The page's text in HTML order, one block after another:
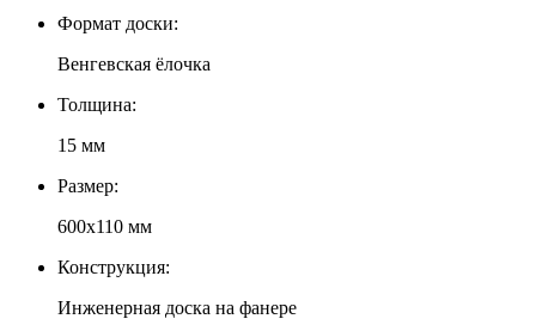
Формат доски:
Венгевская ёлочка
Толщина:
15 мм
Размер:
600х110 мм
Конструкция:
Инженерная доска на фанере